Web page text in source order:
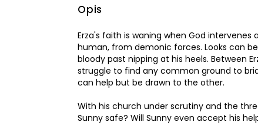
Opis
Erza's faith is waning when God
human, from demonic forces. Looks can
bloody past nipping at his heels. Between
struggle to find any common ground to
can help but be drawn to the other.
With his church under scrutiny and the
Sunny safe? Will Sunny even accept his